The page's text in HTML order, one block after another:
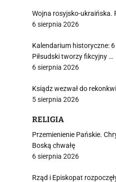
Wojna rosyjsko-ukraińska.
6 sierpnia 2026
Kalendarium historyczne:
Piłsudski tworzy fikcyjny …
6 sierpnia 2026
Ksiądz wezwał do
5 sierpnia 2026
RELIGIA
Przemienienie Pańskie.
Boską chwałę
6 sierpnia 2026
Rząd i Episkopat